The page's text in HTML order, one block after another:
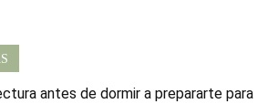
antes de dormir a prepararte para